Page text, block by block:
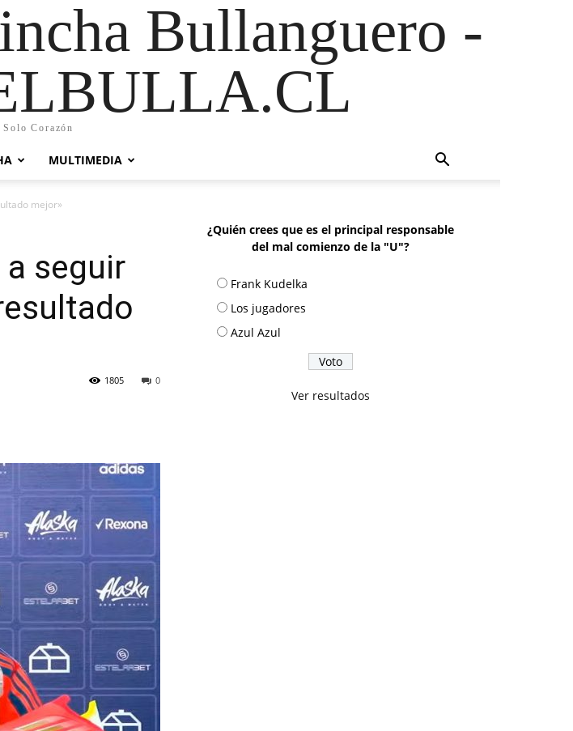
Bullanguero -
Solo Corazón
MULTIMEDIA
mejor»
a seguir
0
1805
¿Quién crees que es el principal responsable
del mal comienzo de la "U"?
Frank Kudelka
Los jugadores
Azul Azul
Ver resultados